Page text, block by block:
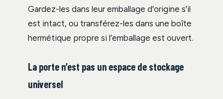
Gardez-les dans leur emballage d’origine s’il
est intact, ou transférez-les dans une boîte
hermétique propre si l’emballage est ouvert.
La porte n’est pas un espace de stockage
universel